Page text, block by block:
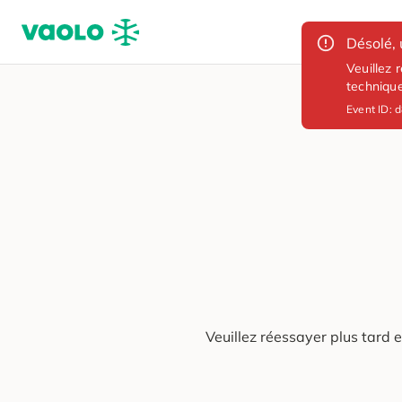
Désolé,
Veuillez
Event ID:
Veuillez réessayer plus tard